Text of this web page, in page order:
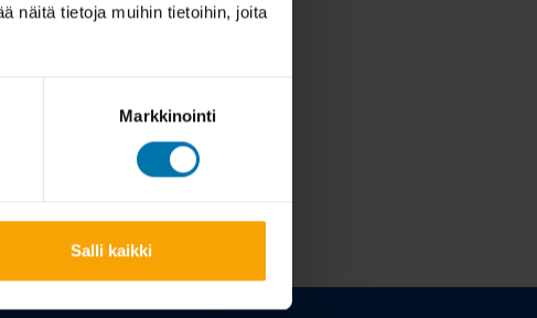
näitä tietoja muihin tietoihin, joita
Markkinointi
Salli kaikki